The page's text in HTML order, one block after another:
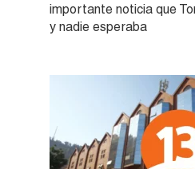
importante noticia que
y nadie esperaba